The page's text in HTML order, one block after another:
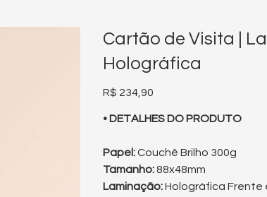
Cartão de Visita |
Holográfica
Preço
R$ 234,90
• DETALHES DO PRODUTO
Papel:Couchê Brilho 300g
Tamanho:88x48mm
Laminação:Holográfica Frente